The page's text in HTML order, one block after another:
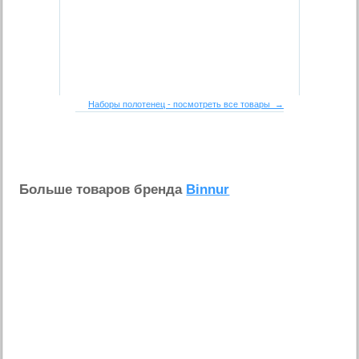
Наборы полотенец - посмотреть все товары →
Больше товаров бренда Binnur